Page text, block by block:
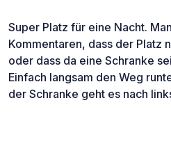
Super Platz für eine Nacht.
Kommentaren, dass der Platz
oder dass da eine Schranke
Einfach langsam den Weg
der Schranke geht es nach